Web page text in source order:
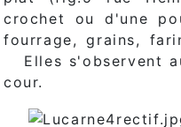
crochet ou d'une
fourrage, grains,
Elles s'observent
cour.